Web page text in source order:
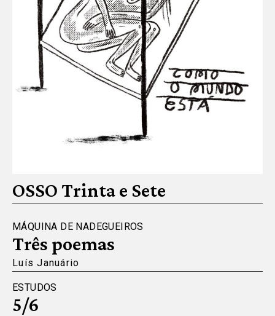
OSSO Trinta e Sete
MÁQUINA DE NADEGUEIROS
Três poemas
Luís Januário
ESTUDOS
5/6